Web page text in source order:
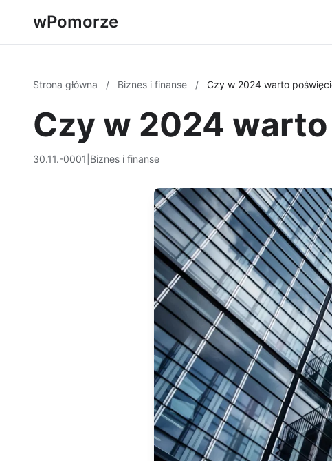
wPomorze
Strona główna / Biznes i finanse / Czy w 2024 warto
Czy w 2024
30.11.-0001 Biznes i finanse